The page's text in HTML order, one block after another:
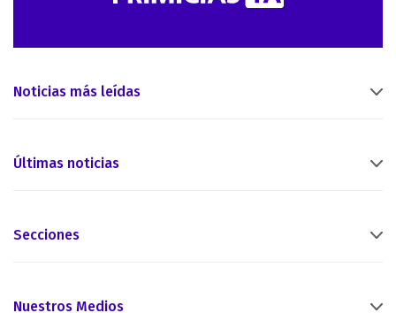
Noticias más leídas
Últimas noticias
Secciones
Nuestros Medios